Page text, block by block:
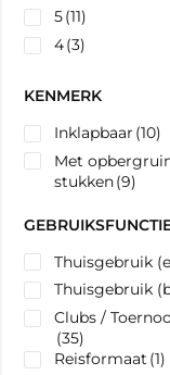
5(11)
4(3)
KENMERK
Inklapbaar (10)
Met
stukken(9)
Thuisgebruik
Thuisgebruik
Clubs /
(35)
Reisformaat (1)